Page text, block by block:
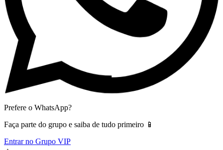
Prefere o WhatsApp?
Faça parte do grupo e saiba de tudo primeiro 📱
Entrar no Grupo VIP